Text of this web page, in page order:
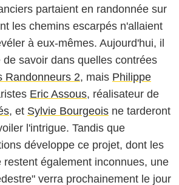
partaient en randonnée sur
les chemins escarpés n'allaient
à eux-mêmes. Aujourd'hui, il
savoir dans quelles contrées
Randonneurs 2, mais Philippe
Eric Assous, réalisateur de
, et Sylvie Bourgeois ne tarderont
l'intrigue. Tandis que
développe ce projet, dont les
restent également inconnues, une
verra prochainement le jour